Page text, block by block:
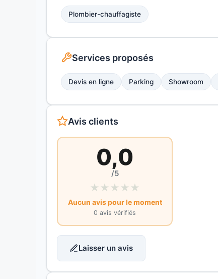
Plombier-chauffagiste
Services proposés
Devis en ligne Parking Showroom
Avis clients
0,0
/5
★ ★ ★ ★ ★
Aucun avis pour le moment
0 avis vérifiés
Laisser un avis